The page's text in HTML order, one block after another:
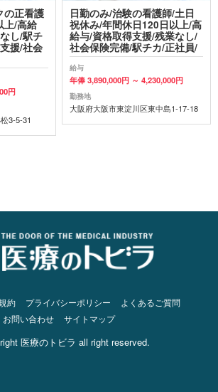
の正看護
上/高給
し/駅チ
援/社会
円
3-5-31
日勤のみ/治験の看護師/土日
祝休み/年間休日120日以上/高
給与/資格取得支援/残業なし/
社会保険完備/駅チカ/正社員/
給与
年俸 3,890,000円 ～ 4,230,000円
勤務地
大阪府大阪市東淀川区東中島1-17-18
約 プライバシーポリシー
よくあるご質問
お問い合わせ
サイトマップ
医療のトビラ all right reserved.